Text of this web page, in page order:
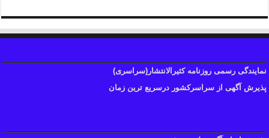
نمایندگی رسمی روزنامه کثیرالانتشار(سراسری)
پذیرش آگهی از سراسرکشور درسریع ترین زمان